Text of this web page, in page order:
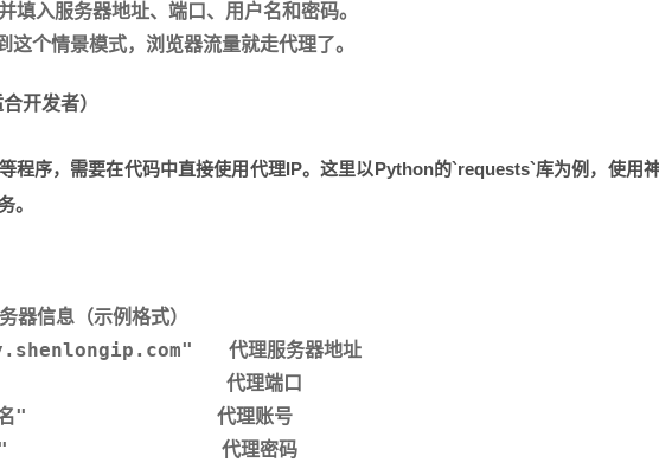
填入服务器地址、端口、用户名和密码。
这个情景模式，浏览器流量就走代理了。
开发者）
程序，需要在代码中直接使用代理IP。这里以Python的`requests`库为例，使用
。
器信息（示例格式）
代理服务器地址
"                    代理端口
名"                代理账号
码"                  代理密码